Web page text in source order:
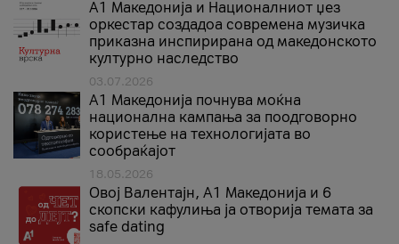
А1 Македонија и Националниот џез
оркестар создадоа современа музичка
приказна инспирирана од македонското
културно наследство
03.07.2026
A1 Македонија почнува моќна
национална кампања за поодговорно
користење на технологијата во
сообраќајот
18.05.2026
Овој Валентајн, A1 Македонија и 6
скопски кафулиња ја отворија темата за
safe dating